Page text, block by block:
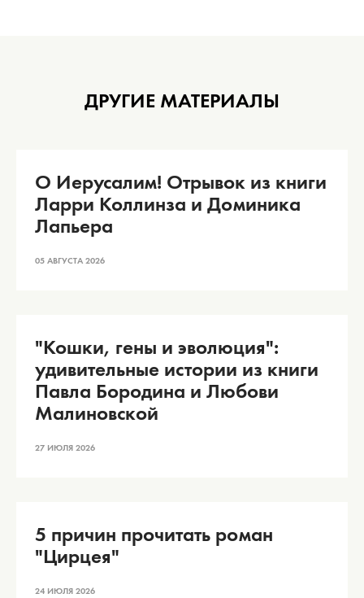
ДРУГИЕ МАТЕРИАЛЫ
О Иерусалим! Отрывок из книги
Ларри Коллинза и Доминика
Лапьера
05 АВГУСТА 2026
"Кошки, гены и эволюция":
удивительные истории из книги
Павла Бородина и Любови
Малиновской
27 ИЮЛЯ 2026
5 причин прочитать роман
"Цирцея"
24 ИЮЛЯ 2026